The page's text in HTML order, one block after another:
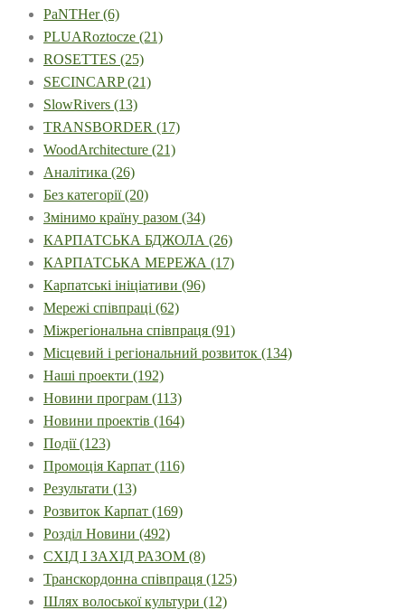
PaNTHer(6)
PLUARoztocze (21)
ROSETTES (25)
SECINCARP(21)
SlowRivers (13)
TRANSBORDER (17)
WoodArchitecture (21)
Аналітика (26)
Без категорії(20)
Змінимо країну разом (34)
КАРПАТСЬКА БДЖОЛА (26)
КАРПАТСЬКА МЕРЕЖА (17)
Карпатські ініціативи (96)
Мережі співпраці (62)
Міжрегіональна співпраця (91)
Місцевий і регіональний розвиток (134)
Наші проекти (192)
Новини програм (113)
Новини проектів (164)
Події(123)
Промоція Карпат (116)
Результати (13)
Розвиток Карпат (169)
Розділ Новини (492)
СХІД І ЗАХІД РАЗОМ (8)
Транскордонна співпраця (125)
Шлях волоської культури (12)